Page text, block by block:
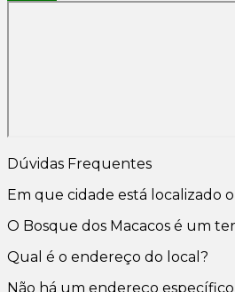
Dúvidas Frequentes
Em que cidade está localizado
O Bosque dos Macacos é um
Qual é o endereço do local?
Não há um endereço